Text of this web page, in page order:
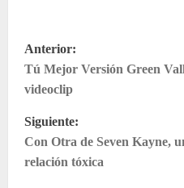
N
a
v
e
Anterior:
Tú Mejor Versión Green
videoclip
Siguiente:
Con Otra de Seven Kayne,
relación tóxica